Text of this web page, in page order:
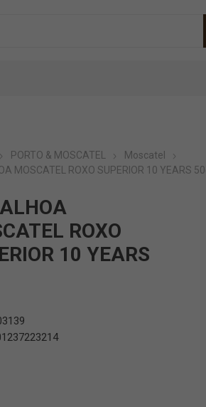
PORTO & MOSCATEL
Moscatel
MOSCATEL ROXO SUPERIOR 10 YEARS
ROXO
10 YEARS